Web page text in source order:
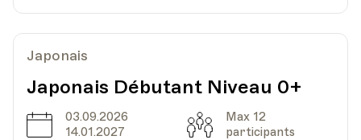
Lieu1005, Lausanne
Av. de Cour 33
Date
03.11.2022 Heure
19.30
Japonais
Japonais Débutant Niveau 0+
Date
03.09.2026
14.01.2027
Capacité
Max 12
participants